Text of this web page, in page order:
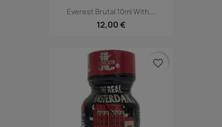
Everest Brutal 10ml With...
12,00 €
favorite_border